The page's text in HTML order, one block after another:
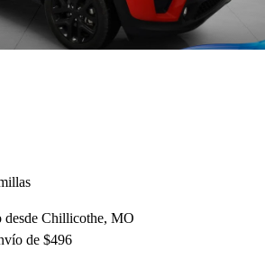
desde Chillicothe, MO
de $496